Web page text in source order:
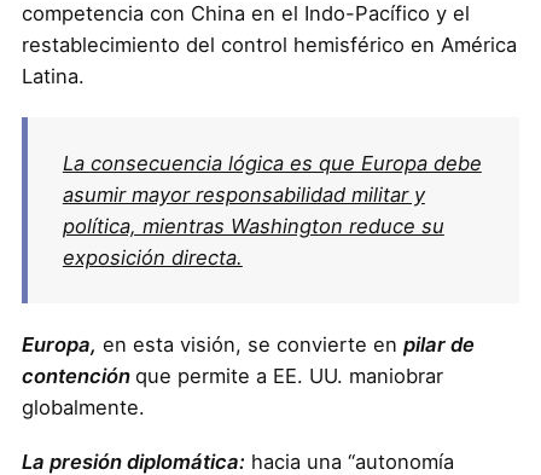
competencia con China en el Indo-Pacífico y el
restablecimiento del control hemisférico en América
Latina.
La consecuencia lógica es que Europa debe
asumir mayor responsabilidad militar y
política, mientras Washington reduce su
exposición directa.
Europa, en esta visión, se convierte en pilar de
contención que permite a EE. UU. maniobrar
globalmente.
La presión diplomática: hacia una “autonomía